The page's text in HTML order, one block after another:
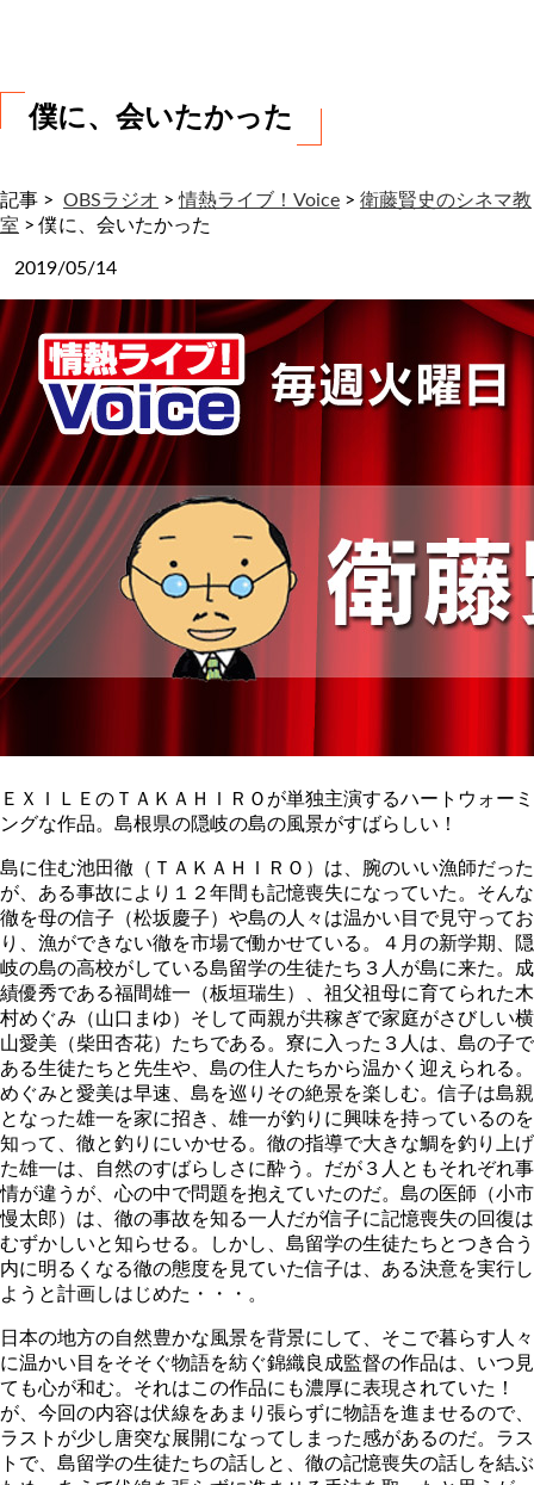
僕に、会いたかった
記事 > OBSラジオ >情熱ライブ！Voice > 衛藤賢史のシネマ教
室 >僕に、会いたかった
2019/05/14
ＥＸＩＬＥのＴＡＫＡＨＩＲＯが単独主演するハートウォーミ
ングな作品。島根県の隠岐の島の風景がすばらしい！
島に住む池田徹（ＴＡＫＡＨＩＲＯ）は、腕のいい漁師だった
が、ある事故により１２年間も記憶喪失になっていた。そんな
徹を母の信子（松坂慶子）や島の人々は温かい目で見守ってお
り、漁ができない徹を市場で働かせている。４月の新学期、隠
岐の島の高校がしている島留学の生徒たち３人が島に来た。成
績優秀である福間雄一（板垣瑞生）、祖父祖母に育てられた木
村めぐみ（山口まゆ）そして両親が共稼ぎで家庭がさびしい横
山愛美（柴田杏花）たちである。寮に入った３人は、島の子で
ある生徒たちと先生や、島の住人たちから温かく迎えられる。
めぐみと愛美は早速、島を巡りその絶景を楽しむ。信子は島親
となった雄一を家に招き、雄一が釣りに興味を持っているのを
知って、徹と釣りにいかせる。徹の指導で大きな鯛を釣り上げ
た雄一は、自然のすばらしさに酔う。だが３人ともそれぞれ事
情が違うが、心の中で問題を抱えていたのだ。島の医師（小市
慢太郎）は、徹の事故を知る一人だが信子に記憶喪失の回復は
むずかしいと知らせる。しかし、島留学の生徒たちとつき合う
内に明るくなる徹の態度を見ていた信子は、ある決意を実行し
ようと計画しはじめた・・・。
日本の地方の自然豊かな風景を背景にして、そこで暮らす人々
に温かい目をそそぐ物語を紡ぐ錦織良成監督の作品は、いつ見
ても心が和む。それはこの作品にも濃厚に表現されていた！
が、今回の内容は伏線をあまり張らずに物語を進ませるので、
ラストが少し唐突な展開になってしまった感があるのだ。ラス
トで、島留学の生徒たちの話しと、徹の記憶喪失の話しを結ぶ